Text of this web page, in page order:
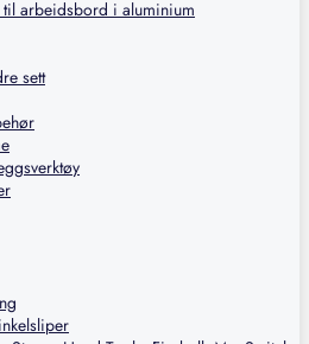
arbeidsbord i aluminium
sett